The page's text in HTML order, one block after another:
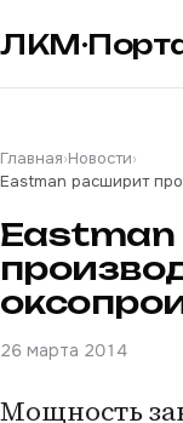
Главная›Новости›
Eastman расширит
26 марта 2014
Мощность